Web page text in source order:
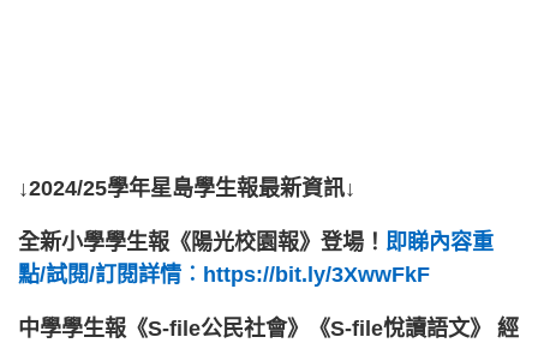
↓2024/25學年星島學生報最新資訊↓
全新小學學生報《陽光校園報》登場！ 即睇內容重
點/試閱/訂閱詳情︰https://bit.ly/3XwwFkF
中學學生報《S-file公民社會》《S-file悅讀語文》 經